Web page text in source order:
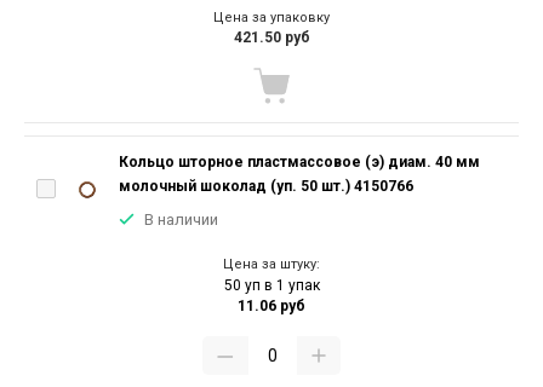
Цена за упаковку
421.50 руб
Кольцо шторное пластмассовое (э) диам. 40 мм
молочный шоколад (уп. 50 шт.) 4150766
В наличии
Цена за штуку:
50 уп в 1 упак
11.06 руб